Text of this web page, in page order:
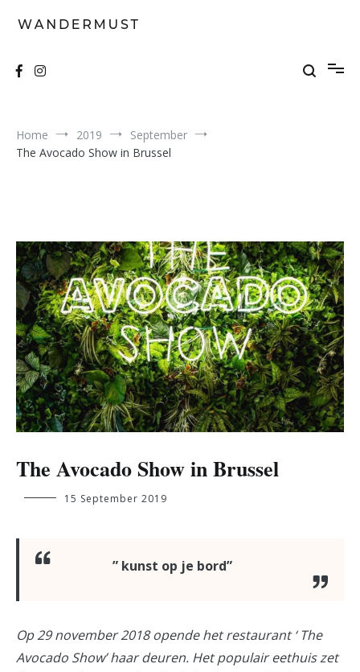
Home 2019
September
The Avocado Show in Brussel
The Avocado Show in Brussel
naomi.alloo@student.ehb.be
15 September 2019
” kunst op je bord”
Op 29 november 2018 opende het restaurant ‘ The
Avocado Show’ haar deuren. Het populair eethuis zet